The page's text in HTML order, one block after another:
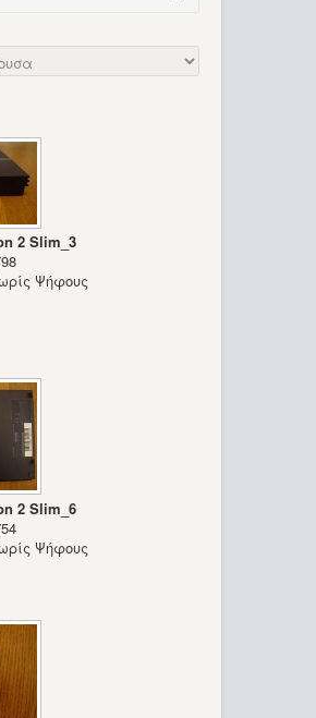
2 Slim_3
Ψήφους
2 Slim_6
Ψήφους